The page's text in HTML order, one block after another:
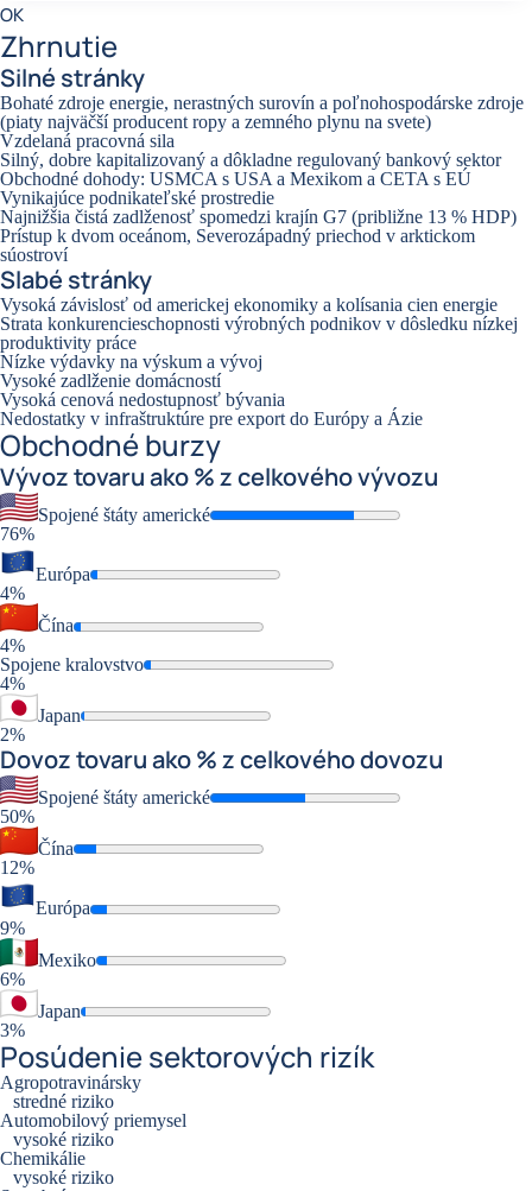
0suggestions
Vyhľadávanie krajiny
OK
Zhrnutie
Silné stránky
Bohaté zdroje energie, nerastných surovín a poľnohospodárske zdroje
(piaty najväčší producent ropy a zemného plynu na svete)
Vzdelaná pracovná sila
Silný, dobre kapitalizovaný a dôkladne regulovaný bankový sektor
Obchodné dohody: USMCA s USA a Mexikom a CETA s EÚ
Vynikajúce podnikateľské prostredie
Najnižšia čistá zadlženosť spomedzi krajín G7 (približne 13 % HDP)
Prístup k dvom oceánom, Severozápadný priechod v arktickom
súostroví
Slabé stránky
Vysoká závislosť od americkej ekonomiky a kolísania cien energie
Strata konkurencieschopnosti výrobných podnikov v dôsledku nízkej
produktivity práce
Nízke výdavky na výskum a vývoj
Vysoké zadlženie domácností
Vysoká cenová nedostupnosť bývania
Nedostatky v infraštruktúre pre export do Európy a Ázie
Obchodné burzy
Vývoztovaru ako % z celkového vývozu
Spojené štáty americké
76%
Európa
4%
Čína
4%
Spojene kralovstvo
4%
Japan
2%
Dovoztovaru ako % z celkového dovozu
Spojené štáty americké
50%
Čína
12%
Európa
9%
Mexiko
6%
Japan
3%
Posúdenie sektorových rizík
Agropotravinársky
stredné riziko
Automobilový priemysel
vysoké riziko
Chemikálie
vysoké riziko